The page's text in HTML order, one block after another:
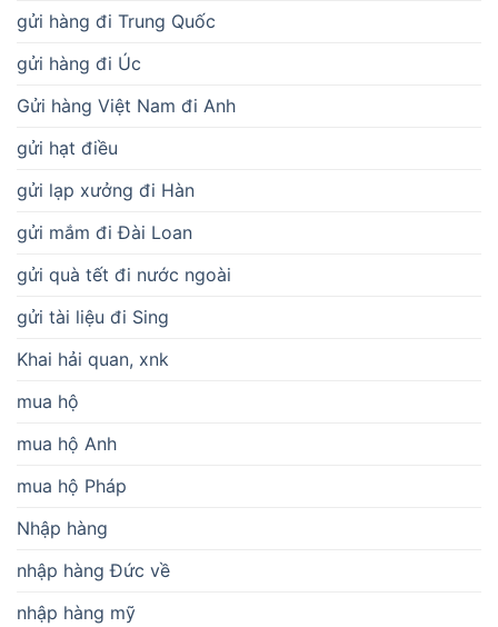
gửi hàng đi Trung Quốc
gửi hàng đi Úc
Gửi hàng Việt Nam đi Anh
gửi hạt điều
gửi lạp xưởng đi Hàn
gửi mắm đi Đài Loan
gửi quà tết đi nước ngoài
gửi tài liệu đi Sing
Khai hải quan, xnk
mua hộ
mua hộ Anh
mua hộ Pháp
Nhập hàng
nhập hàng Đức về
nhập hàng mỹ